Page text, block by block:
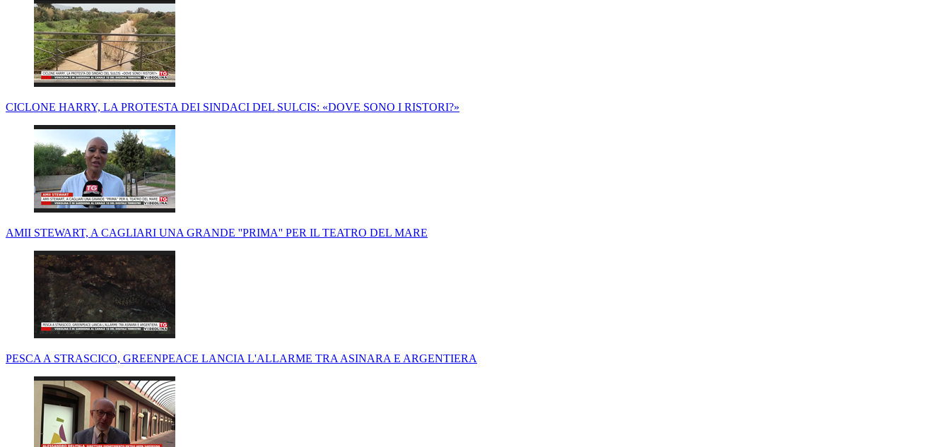
CICLONE HARRY, LA PROTESTA DEI SINDACI DEL SULCIS: «DOVE SONO I RISTORI?»
AMII STEWART, A CAGLIARI UNA GRANDE ''PRIMA'' PER IL TEATRO DEL MARE
PESCA A STRASCICO, GREENPEACE LANCIA L'ALLARME TRA ASINARA E ARGENTIERA